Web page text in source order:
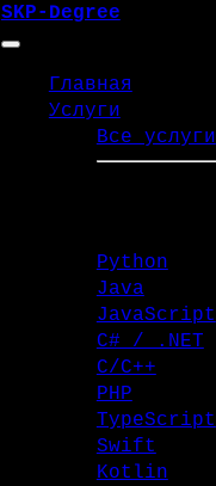
SKP-Degree
Главная
Услуги
Все услуги
Python
Java
JavaScript
C# / .NET
C/C++
PHP
TypeScript
Swift
Kotlin